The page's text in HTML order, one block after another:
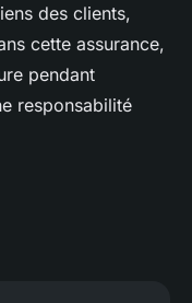
des clients,
cette assurance,
pendant
responsabilité